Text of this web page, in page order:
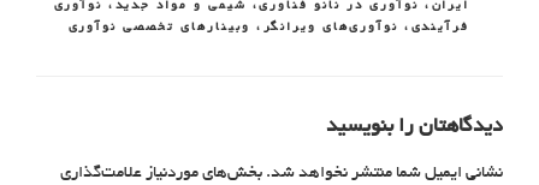
ایران ، نوآوری در نانو فناوری، شیمی و مواد جدید ، نوآوری
فرآیندی ، نوآوری‌‌های ویرانگر ، وبینارهاى تخصصى نوآورى
دیدگاهتان را بنویسید
نشانی ایمیل شما منتشر نخواهد شد. بخش‌های موردنیاز علامت‌گذاری